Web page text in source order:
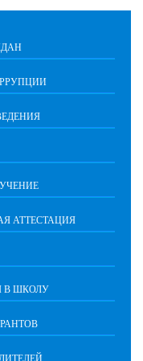
АТТЕСТАЦИЯ
В ШКОЛУ